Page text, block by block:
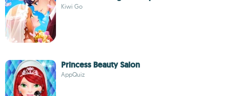
Kiwi Go
Princess Beauty Salon
AppQuiz